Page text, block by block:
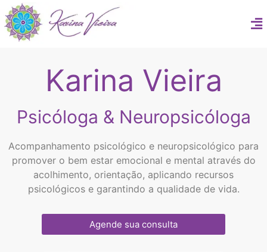
Karina Vieira
Psicóloga & Neuropsicóloga
Acompanhamento psicológico e neuropsicológico para
promover o bem estar emocional e mental através do
acolhimento, orientação, aplicando recursos
psicológicos e garantindo a qualidade de vida.
Agende sua consulta